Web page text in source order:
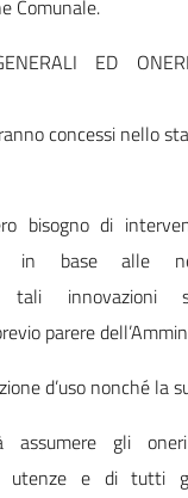
Comunale.
ED
concessi nello
bisogno di
in base alle
tali
parere
d’uso nonché la
assumere gli
utenze e di tutti